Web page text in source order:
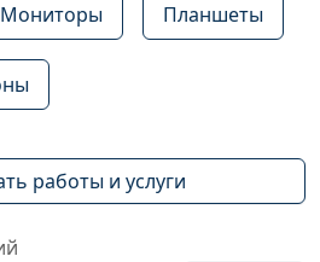
Мониторы Планшеты
работы и услуги